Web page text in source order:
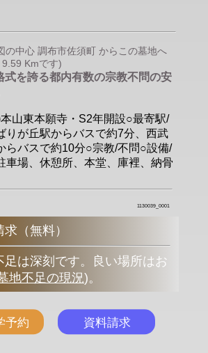
中心 調布市佐須町 からこの墓地へ
Kmです)
式を誇る都内有数の宗教不問の安
山東本願寺・S2年開設○最寄駅/
りが丘駅からバスで約7分、西武
らバスで約10分○宗教/不問○設備/
車場、休憩所、本堂、庫裡、納骨
1130039_0001
（無料）
は深刻です。良い場所はお
地不足の現況)。